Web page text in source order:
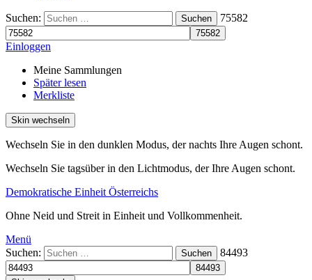
Suchen: Suchen 75582
Einloggen
Meine Sammlungen
Später lesen
Merkliste
Skin wechseln
Wechseln Sie in den dunklen Modus, der nachts Ihre Augen schont.
Wechseln Sie tagsüber in den Lichtmodus, der Ihre Augen schont.
Demokratische Einheit Österreichs
Ohne Neid und Streit in Einheit und Vollkommenheit.
Menü
Suchen:
Suchen 84493